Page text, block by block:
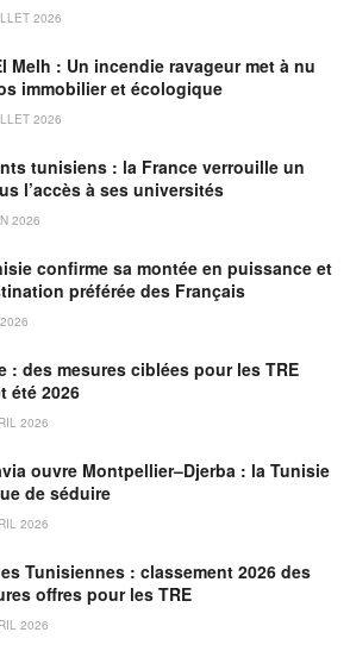
2026
Melh : Un incendie ravageur met à nu
immobilier et écologique
2026
tunisiens : la France verrouille un
l’accès à ses universités
2026
confirme sa montée en puissance et
préférée des Français
: des mesures ciblées pour les TRE
été 2026
2026
ouvre Montpellier–Djerba : la Tunisie
de séduire
2026
Tunisiennes : classement 2026 des
offres pour les TRE
2026